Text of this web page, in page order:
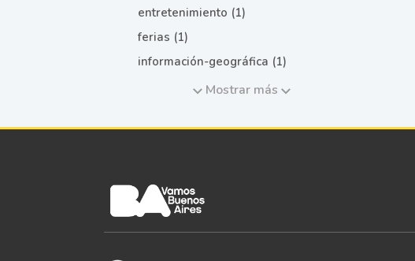
entretenimiento (1)
ferias (1)
información-geográfica (1)
Mostrar más